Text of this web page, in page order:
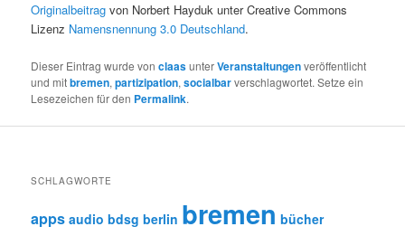
Originalbeitrag von Norbert Hayduk unter Creative Commons
Lizenz Namensnennung 3.0 Deutschland.
Dieser Eintrag wurde vonclaasunterVeranstaltungenveröffentlicht
und mitbremen,partizipation,socialbarverschlagwortet. Setze ein
Lesezeichen für den Permalink.
SCHLAGWORTE
apps audio bdsg berlin bremen bücher